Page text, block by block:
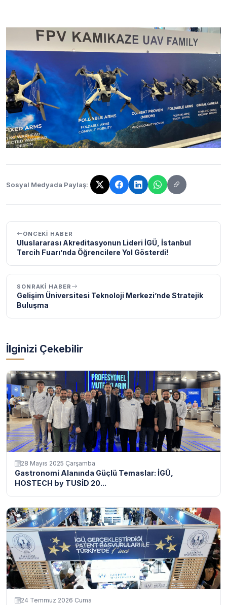
Sosyal Medyada Paylaş:
Bağlantı kopyalandı!
ÖNCEKI HABER
Uluslararası Akreditasyonun Lideri İGÜ, İstanbul
Tercih Fuarı’nda Öğrencilere Yol Gösterdi!
SONRAKI HABER
Gelişim Üniversitesi Teknoloji Merkezi’nde Stratejik
Buluşma
İlginizi Çekebilir
28 Mayıs 2025 Çarşamba
Gastronomi Alanında Güçlü Temaslar: İGÜ,
HOSTECH by TUSİD 20...
24 Temmuz 2026 Cuma